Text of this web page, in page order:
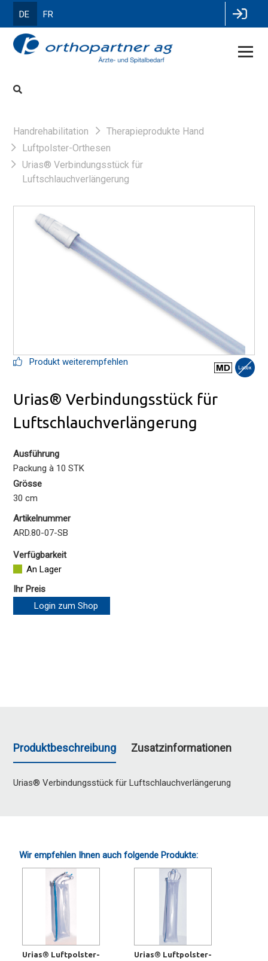
DE FR
Handrehabilitation
Therapieprodukte Hand
Luftpolster-Orthesen
Urias® Verbindungsstück für
Luftschlauchverlängerung
Produkt weiterempfehlen
Urias® Verbindungsstück für
Luftschlauchverlängerung
Ausführung
Packung à 10 STK
Grösse
30 cm
Artikelnummer
ARD.80-07-SB
Verfügbarkeit
An Lager
Ihr Preis
Login zum Shop
Produktbeschreibung Zusatzinformationen
Urias® Verbindungsstück für Luftschlauchverlängerung
Wir empfehlen Ihnen auch folgende Produkte:
Urias® Luftpolster-
Urias® Luftpolster-